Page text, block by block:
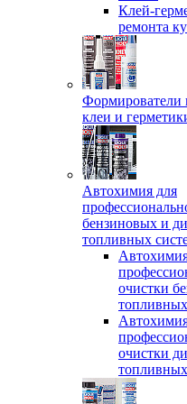
Клей-
ремонта
Формирователи
клеи и
Автохимия для
бензиновых и
топливных
очистки
очистки